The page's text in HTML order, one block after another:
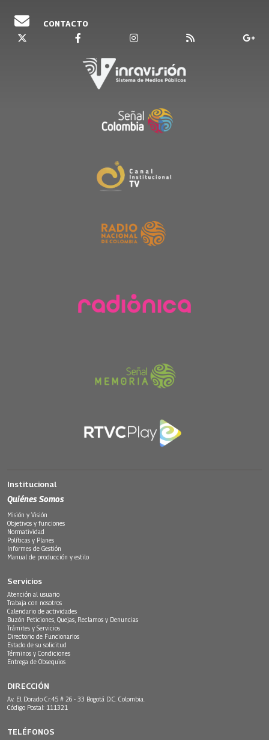
CONTACTO
Institucional
Quiénes Somos
Misión y Visión
Objetivos y funciones
Normatividad
Políticas y Planes
Informes de Gestión
Manual de producción y estilo
Servicios
Atención al usuario
Trabaja con nosotros
Calendario de actividades
Buzón Peticiones, Quejas, Reclamos y Denuncias
Trámites y Servicios
Directorio de Funcionarios
Estado de su solicitud
Términos y Condiciones
Entrega de Obsequios
DIRECCIÓN
Av. El Dorado Cr.45 # 26 - 33 Bogotá D.C. Colombia.
Código Postal: 111321
TELÉFONOS